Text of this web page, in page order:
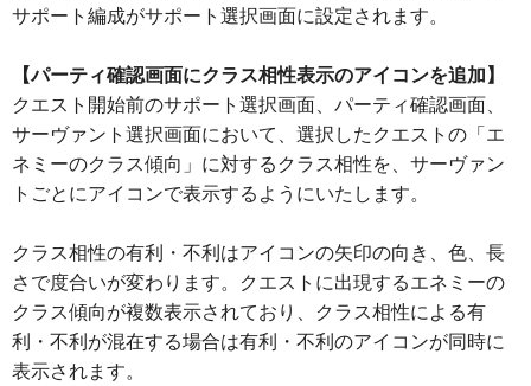
サポート編成がサポート選択画面に設定されます。
【パーティ確認画面にクラス相性表示のアイコンを追加】
クエスト開始前のサポート選択画面、パーティ確認画面、
サーヴァント選択画面において、選択したクエストの「エ
ネミーのクラス傾向」に対するクラス相性を、サーヴァン
トごとにアイコンで表示するようにいたします。
クラス相性の有利・不利はアイコンの矢印の向き、色、長
さで度合いが変わります。クエストに出現するエネミーの
クラス傾向が複数表示されており、クラス相性による有
利・不利が混在する場合は有利・不利のアイコンが同時に
表示されます。